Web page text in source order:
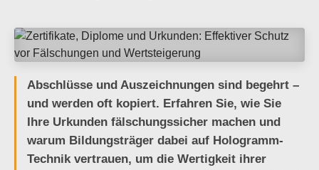
Abschlüsse und Auszeichnungen sind begehrt –
und werden oft kopiert. Erfahren Sie, wie Sie
Ihre Urkunden fälschungssicher machen und
warum Bildungsträger dabei auf Hologramm-
Technik vertrauen, um die Wertigkeit ihrer